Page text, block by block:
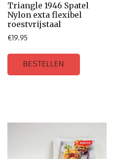
Triangle 1946 Spatel
Nylon exta flexibel
roestvrijstaal
€19.95
BESTELLEN